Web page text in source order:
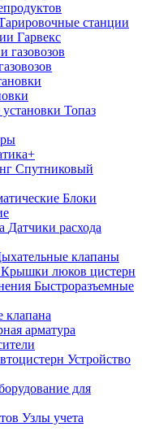
станции
Гарвекс
Топаз
Спутниковый
Блоки
Датчики расхода
клапаны
Крышки люков цистерн
Быстроразъемные
клапана
арматура
Устройство
для
Узлы учета